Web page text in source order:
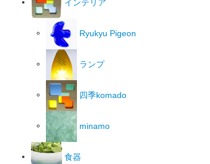
インテリア
Ryukyu Pigeon
ランプ
四季komado
minamo
食器